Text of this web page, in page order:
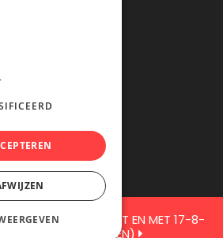
VERKOF TOT EN MET 17-8-
WEBSHOP BLIJFT OPEN)
Oostakker
KMOSites